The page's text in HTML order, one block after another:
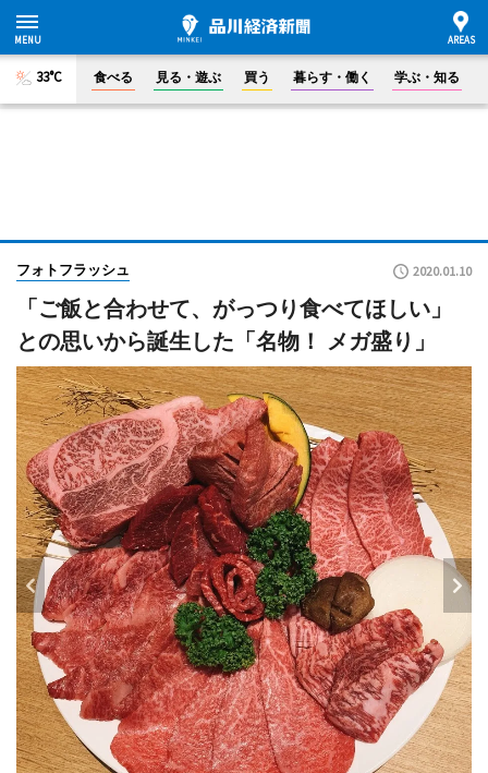
33°C 食べる 見る・遊ぶ 買う 暮らす・働く 学ぶ・知る
フォトフラッシュ 2020.01.10
「ご飯と合わせて、がっつり食べてほしい」
との思いから誕生した「名物！ メガ盛り」